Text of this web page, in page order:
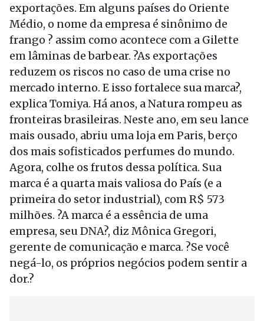
exportações. Em alguns países do Oriente
Médio, o nome da empresa é sinônimo de
frango ? assim como acontece com a Gilette
em lâminas de barbear. ?As exportações
reduzem os riscos no caso de uma crise no
mercado interno. E isso fortalece sua marca?,
explica Tomiya. Há anos, a Natura rompeu as
fronteiras brasileiras. Neste ano, em seu lance
mais ousado, abriu uma loja em Paris, berço
dos mais sofisticados perfumes do mundo.
Agora, colhe os frutos dessa política. Sua
marca é a quarta mais valiosa do País (e a
primeira do setor industrial), com R$ 573
milhões. ?A marca é a essência de uma
empresa, seu DNA?, diz Mônica Gregori,
gerente de comunicação e marca. ?Se você
negá-lo, os próprios negócios podem sentir a
dor.?